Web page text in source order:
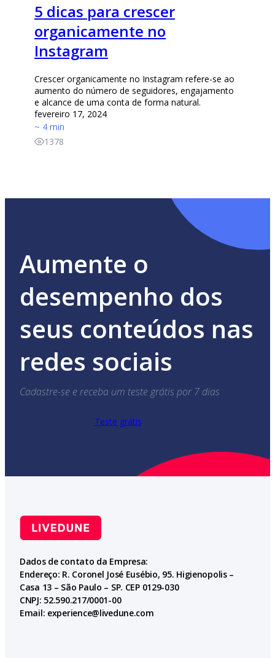
5 dicas para crescer
organicamente no
Instagram
Crescer organicamente no Instagram refere-se ao
aumento do número de seguidores, engajamento
e alcance de uma conta de forma natural.
fevereiro 17, 2024
~ 4 min
1378
Aumente o
desempenho dos
seus conteúdos nas
redes sociais
Cadastre-se e receba um teste grátis por 7 dias
Teste grátis
Dados de contato da Empresa:
Endereço: R. Coronel José Eusébio, 95. Higienopolis –
Casa 13 – São Paulo – SP. CEP 0129-030
CNPJ: 52.590.217/0001-00
Email: experience@livedune.com